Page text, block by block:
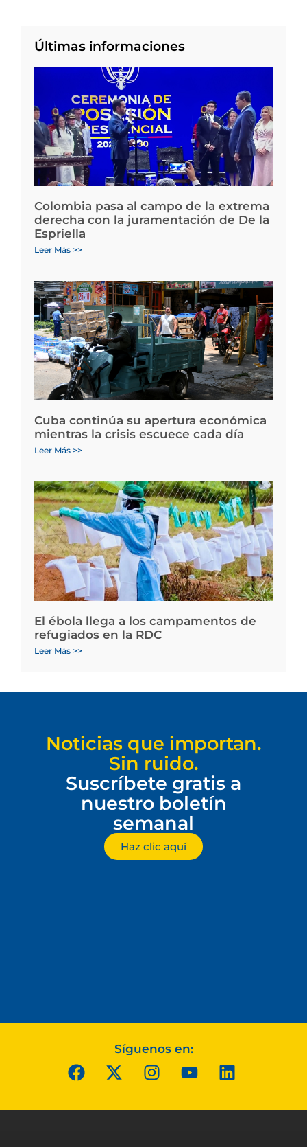
Últimas informaciones
Colombia pasa al campo de la extrema
derecha con la juramentación de De la
Espriella
Leer Más >>
Cuba continúa su apertura económica
mientras la crisis escuece cada día
Leer Más >>
El ébola llega a los campamentos de
refugiados en la RDC
Leer Más >>
Noticias que importan.
Sin ruido.
Suscríbete gratis a
nuestro boletín
semanal
Haz clic aquí
Síguenos en: